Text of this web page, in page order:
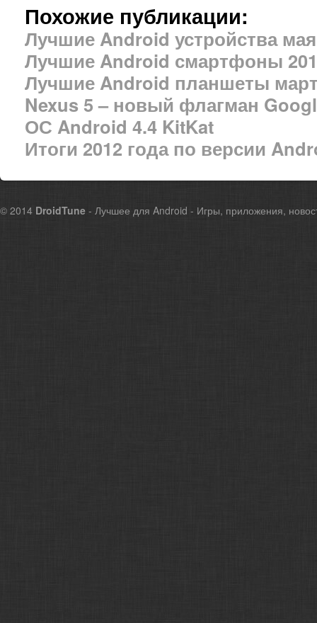
Похожие публикации:
Лучшие Android устройства
Лучшие Android смартфоны
Лучшие Android планшеты
Nexus 5 – новый флагман
ОС Android 4.4 KitKat
Итоги 2012 года по версии
© 2014 DroidTune - Лучшее для Android - Игры, приложения,